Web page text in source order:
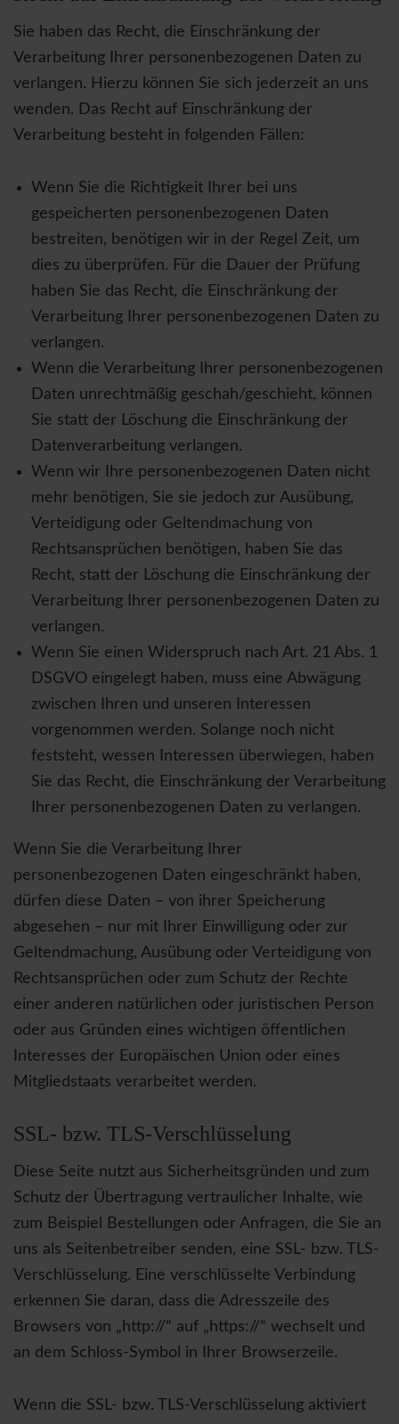
Sie haben das Recht, die Einschränkung der
Verarbeitung Ihrer personenbezogenen Daten zu
verlangen. Hierzu können Sie sich jederzeit an uns
wenden. Das Recht auf Einschränkung der
Verarbeitung besteht in folgenden Fällen:
Wenn Sie die Richtigkeit Ihrer bei uns
gespeicherten personenbezogenen Daten
bestreiten, benötigen wir in der Regel Zeit, um
dies zu überprüfen. Für die Dauer der Prüfung
haben Sie das Recht, die Einschränkung der
Verarbeitung Ihrer personenbezogenen Daten zu
verlangen.
Wenn die Verarbeitung Ihrer personenbezogenen
Daten unrechtmäßig geschah/geschieht, können
Sie statt der Löschung die Einschränkung der
Datenverarbeitung verlangen.
Wenn wir Ihre personenbezogenen Daten nicht
mehr benötigen, Sie sie jedoch zur Ausübung,
Verteidigung oder Geltendmachung von
Rechtsansprüchen benötigen, haben Sie das
Recht, statt der Löschung die Einschränkung der
Verarbeitung Ihrer personenbezogenen Daten zu
verlangen.
Wenn Sie einen Widerspruch nach Art. 21 Abs. 1
DSGVO eingelegt haben, muss eine Abwägung
zwischen Ihren und unseren Interessen
vorgenommen werden. Solange noch nicht
feststeht, wessen Interessen überwiegen, haben
Sie das Recht, die Einschränkung der Verarbeitung
Ihrer personenbezogenen Daten zu verlangen.
Wenn Sie die Verarbeitung Ihrer
personenbezogenen Daten eingeschränkt haben,
dürfen diese Daten – von ihrer Speicherung
abgesehen – nur mit Ihrer Einwilligung oder zur
Geltendmachung, Ausübung oder Verteidigung von
Rechtsansprüchen oder zum Schutz der Rechte
einer anderen natürlichen oder juristischen Person
oder aus Gründen eines wichtigen öffentlichen
Interesses der Europäischen Union oder eines
Mitgliedstaats verarbeitet werden.
SSL- bzw. TLS-Verschlüsselung
Diese Seite nutzt aus Sicherheitsgründen und zum
Schutz der Übertragung vertraulicher Inhalte, wie
zum Beispiel Bestellungen oder Anfragen, die Sie an
uns als Seitenbetreiber senden, eine SSL- bzw. TLS-
Verschlüsselung. Eine verschlüsselte Verbindung
erkennen Sie daran, dass die Adresszeile des
Browsers von „http://“ auf „https://“ wechselt und
an dem Schloss-Symbol in Ihrer Browserzeile.
Wenn die SSL- bzw. TLS-Verschlüsselung aktiviert